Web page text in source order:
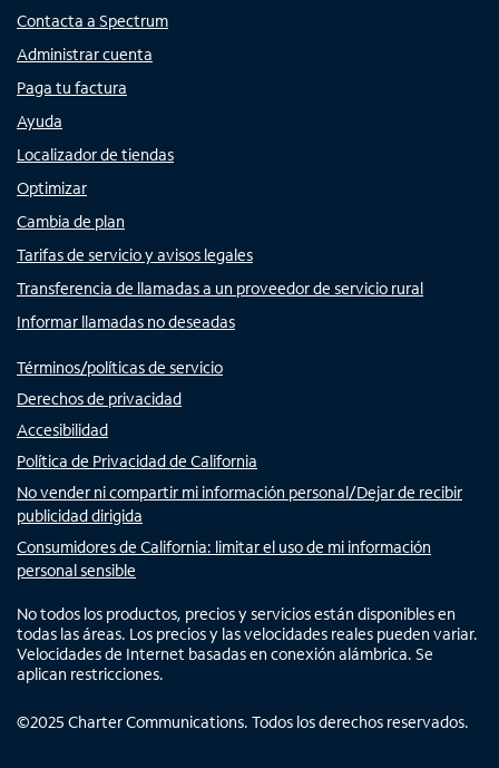
Contacta a Spectrum
Administrar cuenta
Paga tu factura
Ayuda
Localizador de tiendas
Optimizar
Cambia de plan
Tarifas de servicio y avisos legales
Transferencia de llamadas a un proveedor de servicio rural
Informar llamadas no deseadas
Términos/políticas de servicio
Derechos de privacidad
Accesibilidad
Política de Privacidad de California
No vender ni compartir mi información personal/Dejar de recibir
publicidad dirigida
Consumidores de California: limitar el uso de mi información
personal sensible
No todos los productos, precios y servicios están disponibles en
todas las áreas. Los precios y las velocidades reales pueden variar.
Velocidades de Internet basadas en conexión alámbrica. Se
aplican restricciones.
©2025 Charter Communications. Todos los derechos reservados.